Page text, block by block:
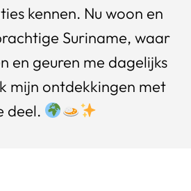
kennen. Nu woon en
Suriname, waar
en geuren me dagelijks
mijn ontdekkingen met
deel.